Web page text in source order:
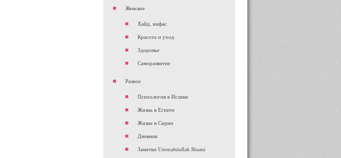
Женское
Хайд, нифас
Красота и уход
Здоровье
Саморазвитие
Разное
Психология в Исламе
Жизнь в Египте
Жизнь в Сирии
Дневник
Заметки Ummabdallah Shami